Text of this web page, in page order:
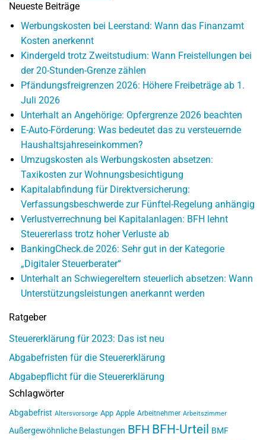
Neueste Beiträge
Werbungskosten bei Leerstand: Wann das Finanzamt
Kosten anerkennt
Kindergeld trotz Zweitstudium: Wann Freistellungen bei
der 20-Stunden-Grenze zählen
Pfändungsfreigrenzen 2026: Höhere Freibeträge ab 1.
Juli 2026
Unterhalt an Angehörige: Opfergrenze 2026 beachten
E-Auto-Förderung: Was bedeutet das zu versteuernde
Haushaltsjahreseinkommen?
Umzugskosten als Werbungskosten absetzen:
Taxikosten zur Wohnungsbesichtigung
Kapitalabfindung für Direktversicherung:
Verfassungsbeschwerde zur Fünftel-Regelung anhängig
Verlustverrechnung bei Kapitalanlagen: BFH lehnt
Steuererlass trotz hoher Verluste ab
BankingCheck.de 2026: Sehr gut in der Kategorie
„Digitaler Steuerberater“
Unterhalt an Schwiegereltern steuerlich absetzen: Wann
Unterstützungsleistungen anerkannt werden
Ratgeber
Steuererklärung für 2023: Das ist neu
Abgabefristen für die Steuererklärung
Abgabepflicht für die Steuererklärung
Schlagwörter
Abgabefrist Altersvorsorge App Apple Arbeitnehmer Arbeitszimmer
Außergewöhnliche Belastungen BFH BFH-Urteil BMF